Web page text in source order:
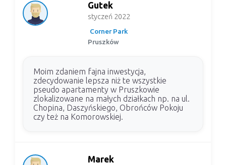
Gutek
styczeń 2022
Corner Park
Pruszków
Moim zdaniem fajna inwestycja,
zdecydowanie lepsza niż te wszystkie
pseudo apartamenty w Pruszkowie
zlokalizowane na małych działkach np. na ul.
Chopina, Daszyńskiego, Obrońców Pokoju
czy też na Komorowskiej.
Marek